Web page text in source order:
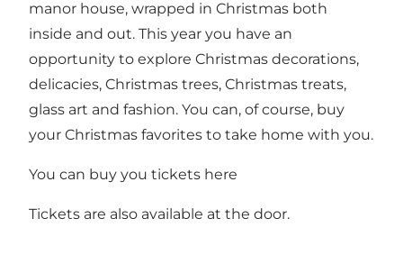
manor house, wrapped in Christmas both
inside and out. This year you have an
opportunity to explore Christmas decorations,
delicacies, Christmas trees, Christmas treats,
glass art and fashion. You can, of course, buy
your Christmas favorites to take home with you.
You can buy you tickets here
Tickets are also available at the door.